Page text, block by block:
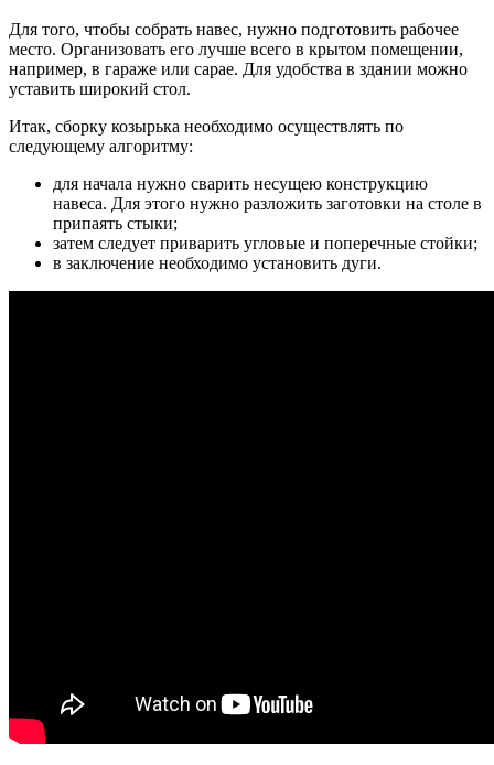
Для того, чтобы собрать навес, нужно подготовить рабочее
место. Организовать его лучше всего в крытом помещении,
например, в гараже или сарае. Для удобства в здании можно
уставить широкий стол.
Итак, сборку козырька необходимо осуществлять по
следующему алгоритму:
для начала нужно сварить несущею конструкцию
навеса. Для этого нужно разложить заготовки на столе в
припаять стыки;
затем следует приварить угловые и поперечные стойки;
в заключение необходимо установить дуги.